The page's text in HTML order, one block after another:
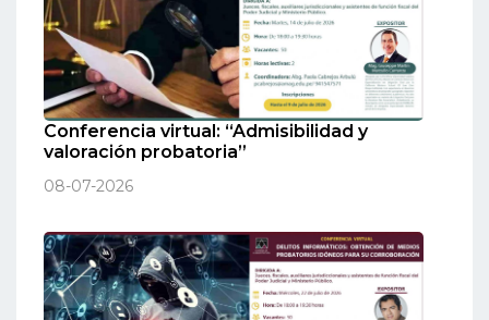
Conferencia virtual: “Admisibilidad y
valoración probatoria”
08-07-2026